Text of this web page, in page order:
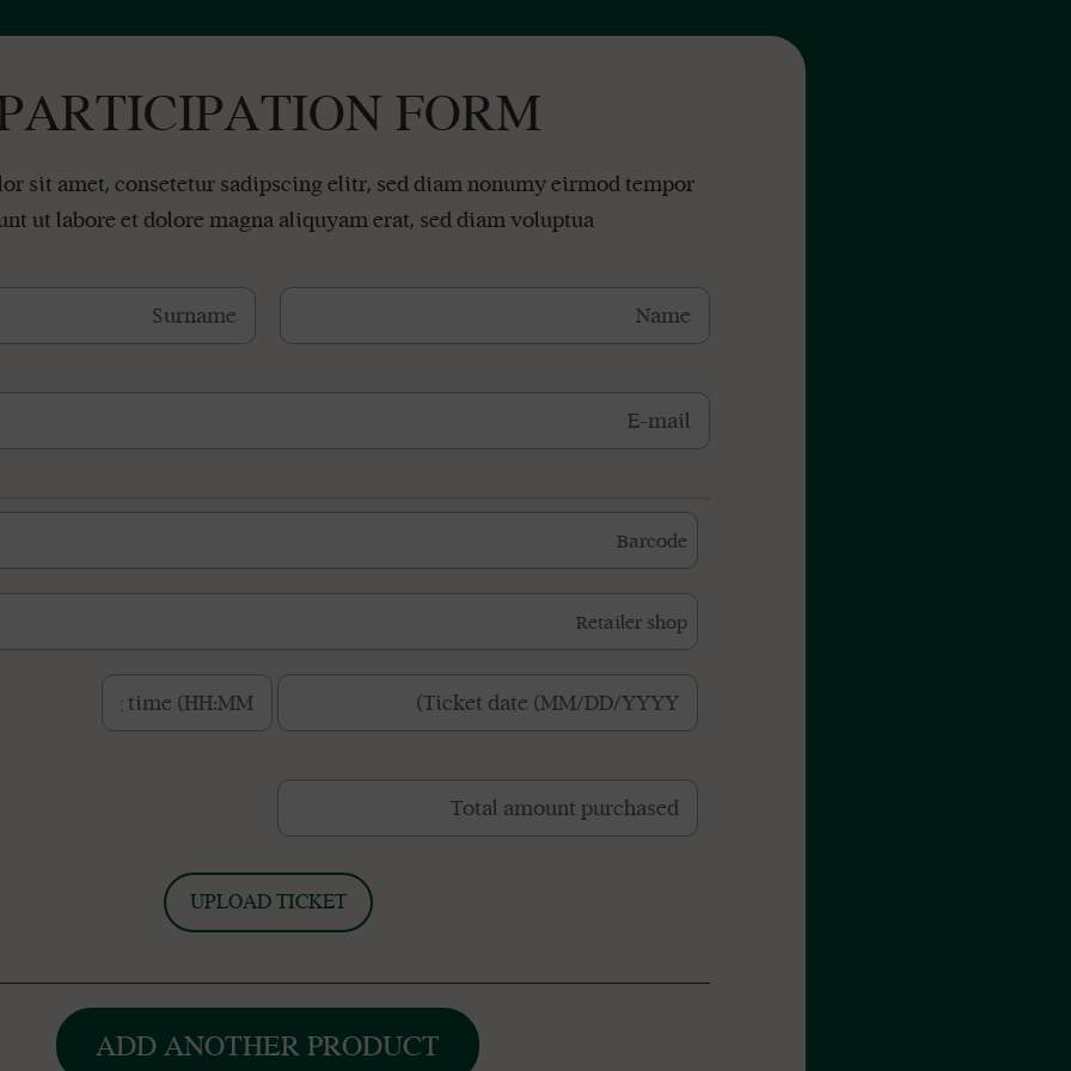
FORM
sit amet, consetetur sadipscing elitr, sed diam nonumy eirmod tempor
ut labore et dolore magna aliquyam erat, sed diam voluptua.
Barcode
Retailer shop
Shopping time: זמן
UPLOAD TICKET